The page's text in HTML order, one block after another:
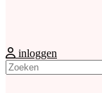
inloggen